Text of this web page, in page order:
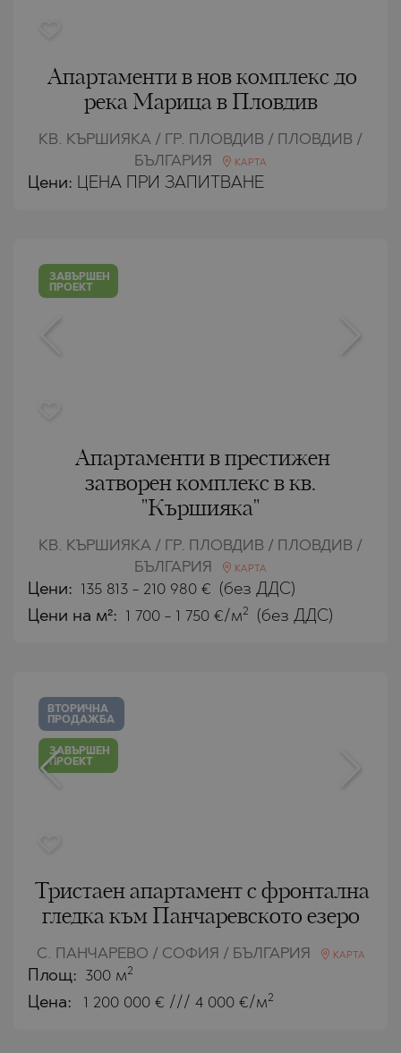
Апартаменти в нов комплекс до
река Марица в Пловдив
КВ. КЪРШИЯКА / ГР. ПЛОВДИВ / ПЛОВДИВ /
БЪЛГАРИЯ
КАРТА
Цени: ЦЕНА ПРИ ЗАПИТВАНЕ
ЗАВЪРШЕН
ПРОЕКТ
Апартаменти в престижен
затворен комплекс в кв.
"Кършияка"
КВ. КЪРШИЯКА / ГР. ПЛОВДИВ / ПЛОВДИВ /
БЪЛГАРИЯ
КАРТА
Цени: 135 813 - 210 980 € (без ДДС)
Цени на м²: 1 700 - 1 750 €/м2 (без ДДС)
ВТОРИЧНА
ПРОДАЖБА
ЗАВЪРШЕН
ПРОЕКТ
Тристаен апартамент с фронтална
гледка към Панчаревското езеро
С. ПАНЧАРЕВО / СОФИЯ / БЪЛГАРИЯ КАРТА
Площ: 300 м2
Цена: 1 200 000 € /// 4 000 €/м2